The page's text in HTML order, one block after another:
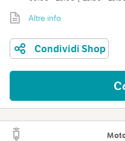
Altre info
Condividi Shop